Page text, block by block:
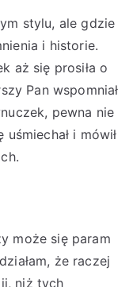
stylu, ale gdzie
i historie.
aż się prosiła o
Pan wspomniał
pewna nie
i mówił
może się param
że raczej
niż tych